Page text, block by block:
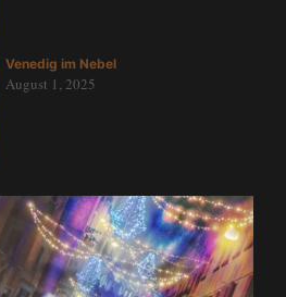
Venedig im Nebel
August 1, 2025